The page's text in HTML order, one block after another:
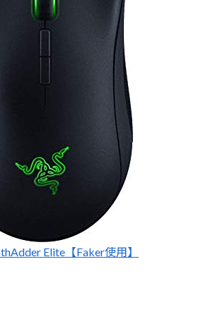
Elite【Faker使用】